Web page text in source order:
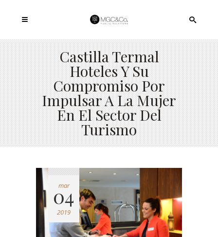
Castilla Termal
Hoteles Y Su
Compromiso Por
Impulsar A La Mujer
En El Sector Del
Turismo
mar
04
2019